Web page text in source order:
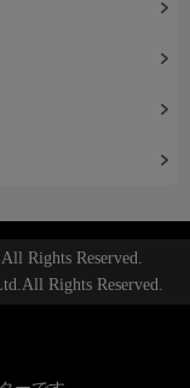
Rights Reserved.
Rights Reserved.